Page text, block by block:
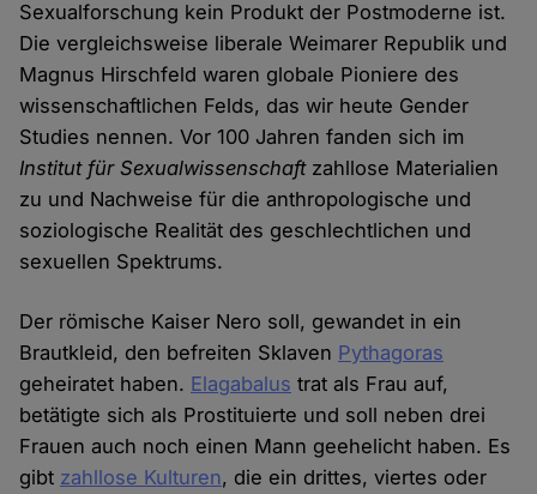
Sexualforschung kein Produkt der Postmoderne ist.
Die vergleichsweise liberale Weimarer Republik und
Magnus Hirschfeld waren globale Pioniere des
wissenschaftlichen Felds, das wir heute Gender
Studies nennen. Vor 100 Jahren fanden sich im
Institut für Sexualwissenschaftzahllose Materialien
zu und Nachweise für die anthropologische und
soziologische Realität des geschlechtlichen und
sexuellen Spektrums.
Der römische Kaiser Nero soll, gewandet in ein
Brautkleid, den befreiten Sklaven Pythagoras
geheiratet haben. Elagabalus trat als Frau auf,
betätigte sich als Prostituierte und soll neben drei
Frauen auch noch einen Mann geehelicht haben. Es
gibt zahllose Kulturen, die ein drittes, viertes oder